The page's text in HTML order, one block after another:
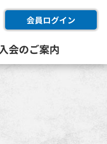
会員ログイン
会のご案内